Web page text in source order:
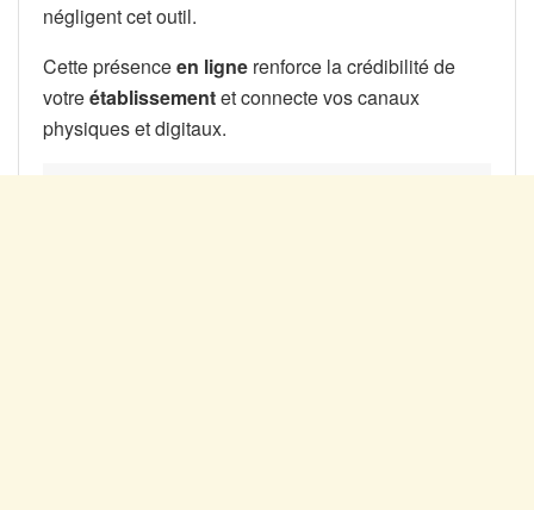
négligent cet outil.
Cette présenceen ligne renforce la crédibilité de
votreétablissementet connecte vos canaux
physiques et digitaux.